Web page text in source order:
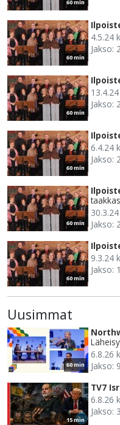
60 min
60 min
4.5.24
Jakso:
60 min
Jakso:
60 min
6.4.24
Jakso:
60 min
Jakso:
60 min
9.3.24
Jakso:
Uusimmat
60 min
6.8.26
Jakso: 9
15 min
TV7
6.8.26
Jakso: